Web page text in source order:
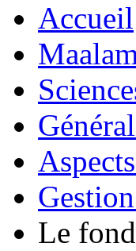
Accueil
Le